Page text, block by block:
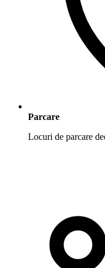
Parcare
Locuri de parcare